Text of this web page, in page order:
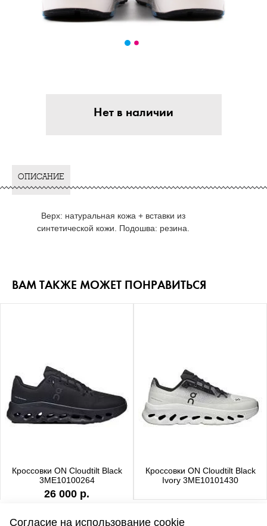
Нет в наличии
ОПИСАНИЕ
Верх: натуральная кожа + вставки из
синтетической кожи. Подошва: резина.
ВАМ ТАКЖЕ МОЖЕТ ПОНРАВИТЬСЯ
Кроссовки ON Cloudtilt Black
3ME10100264
26 000 р.
Кроссовки ON Cloudtilt Black
Ivory 3ME10101430
Согласие на использование cookie